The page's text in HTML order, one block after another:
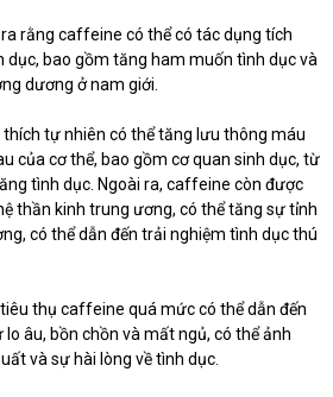
rằng caffeine có thể có tác dụng tích
dục, bao gồm tăng ham muốn tình dục và
dương ở nam giới.
tự nhiên có thể tăng lưu thông máu
của cơ thể, bao gồm cơ quan sinh dục, từ
tình dục. Ngoài ra, caffeine còn được
thần kinh trung ương, có thể tăng sự tỉnh
có thể dẫn đến trải nghiệm tình dục thú
thụ caffeine quá mức có thể dẫn đến
âu, bồn chồn và mất ngủ, có thể ảnh
và sự hài lòng về tình dục.